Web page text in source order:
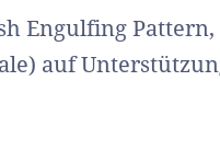
Engulfing Pattern,
auf